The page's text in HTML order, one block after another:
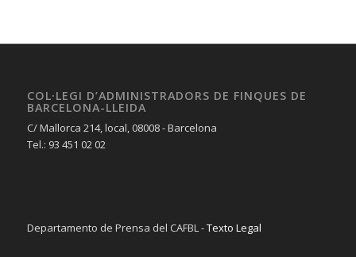
COL·LEGI D’ADMINISTRADORS DE FINQUES DE
BARCELONA-LLEIDA
C/ Mallorca 214, local, 08008 - Barcelona
Tel.: 93 451 02 02
Departamento de Prensa del CAFBL -Texto Legal